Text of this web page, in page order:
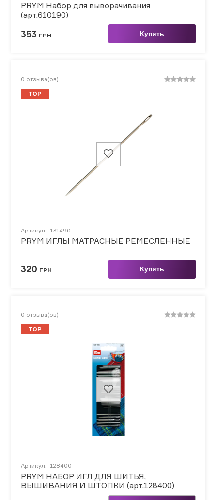
PRYM Набор для выворачивания
(арт.610190)
353 ГРН Купить
0 отзыва(ов)
TOP
Артикул: 131490
PRYM ИГЛЫ МАТРАСНЫЕ РЕМЕСЛЕННЫЕ
320 ГРН Купить
0 отзыва(ов)
TOP
Артикул: 128400
PRYM НАБОР ИГЛ ДЛЯ ШИТЬЯ,
ВЫШИВАНИЯ И ШТОПКИ (арт.128400)